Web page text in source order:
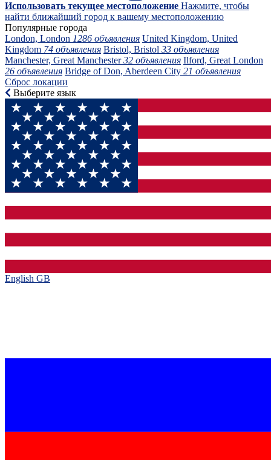
Использовать текущее местоположение Нажмите, чтобы
найти ближайший город к вашему местоположению
Популярные города
London, London 1286 объявления United Kingdom, United
Kingdom 74 объявления Bristol, Bristol 33 объявления
Manchester, Great Manchester32 объявления Ilford, Great London
26 объявления Bridge of Don, Aberdeen City 21 объявления
Сброс локации
Выберите язык
English GB‎